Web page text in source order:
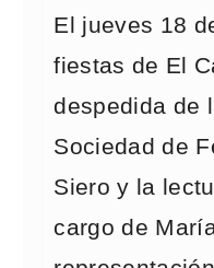
El jueves 18
fiestas de El
despedida de
Sociedad de
Siero y la
cargo de